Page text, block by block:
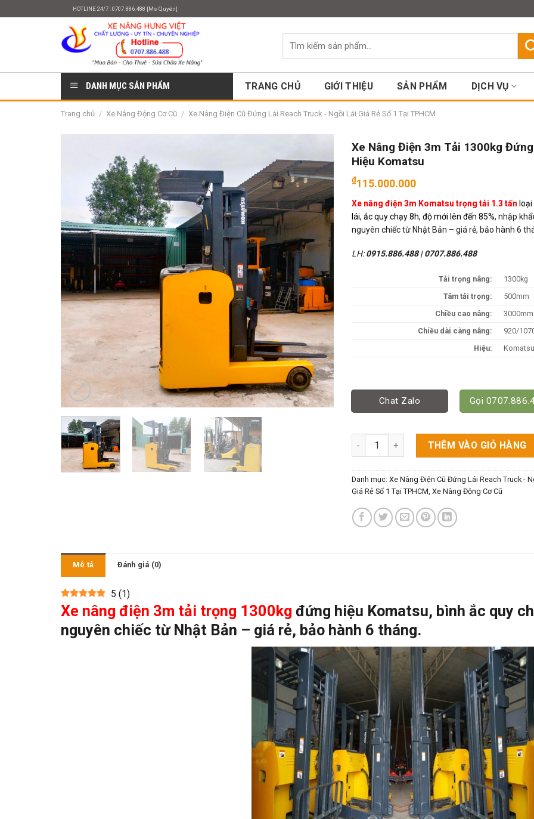
HOTLINE 24/7 : 0707.886.488 [Ms Quyên]
Tìm
DANH MỤC SẢN PHẨM TRANG CHỦ GIỚI THIỆU SẢN PHẨM DỊCH VỤ
Trang chủ / Xe Nâng Động Cơ Cũ / Xe Nâng Điện Cũ Đứng Lái Reach Truck - Ngồi Lái Giá Rẻ Số 1 Tại TPHCM
Xe Nâng Điện 3m Tải 1300kg Đứng
Hiệu Komatsu
₫115.000.000
Xe nâng điện 3m Komatsu trọng tải 1.3 tấn
lái, ắc quy chạy 8h, độ mới lên đến 85%, nhập
nguyên chiếc từ Nhật Bản – giá rẻ, bảo hành 6
LH:0915.886.488|0707.886.488
Tải trọng nâng:
1300kg
Tâm tải trọng:
500mm
Chiều cao nâng:
3000mm
Chiều dài càng nâng:
920/
Hiệu:
Komatsu
Chat Zalo Gọi
Xe Nâng Điện 3m Tải 1300kg Đứng Hiệu
THÊM VÀO GIỎ HÀNG
Danh mục: Xe Nâng Điện Cũ Đứng Lái Reach Truck -
Giá Rẻ Số 1 Tại TPHCM Xe Nâng Động Cơ Cũ
Mô tả Đánh giá (0)
5 (1)
Xe nâng điện 3m tải trọng 1300kg đứng hiệu Komatsu, bình ắc quy
nguyên chiếc từ Nhật Bản – giá rẻ, bảo hành 6 tháng.